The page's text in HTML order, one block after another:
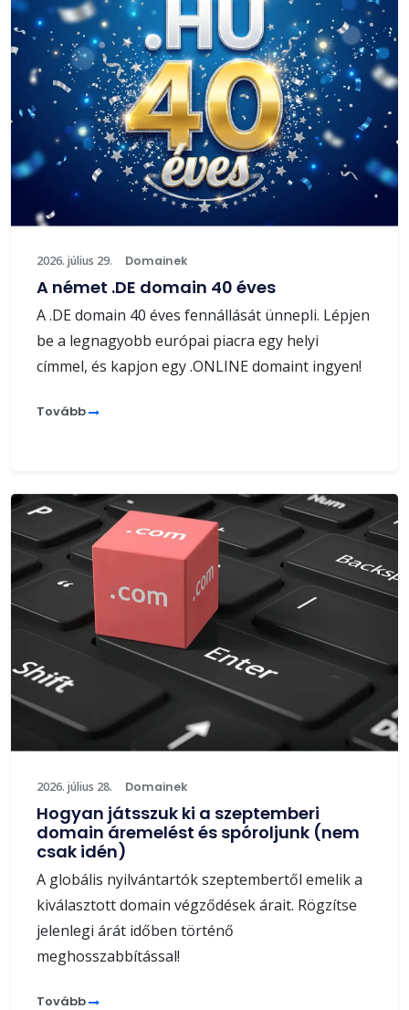
2026. július 29. Domainek
A német .DE domain 40 éves
A .DE domain 40 éves fennállását ünnepli. Lépjen
be a legnagyobb európai piacra egy helyi
címmel, és kapjon egy .ONLINE domaint ingyen!
Tovább
2026. július 28. Domainek
Hogyan játsszuk ki a szeptemberi
domain áremelést és spóroljunk (nem
csak idén)
A globális nyilvántartók szeptembertől emelik a
kiválasztott domain végződések árait. Rögzítse
jelenlegi árát időben történő
meghosszabbítással!
Tovább